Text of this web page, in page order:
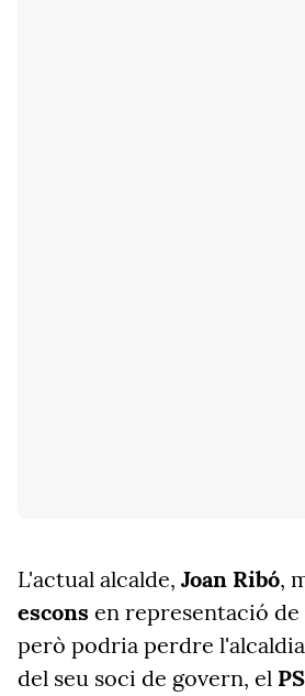
L'actual alcalde, Joan Ribó,
escons en representació
però podria perdre
del seu soci de govern, el